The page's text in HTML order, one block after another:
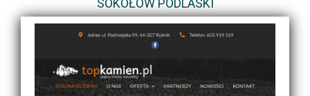
SOKOŁÓW PODLASKI